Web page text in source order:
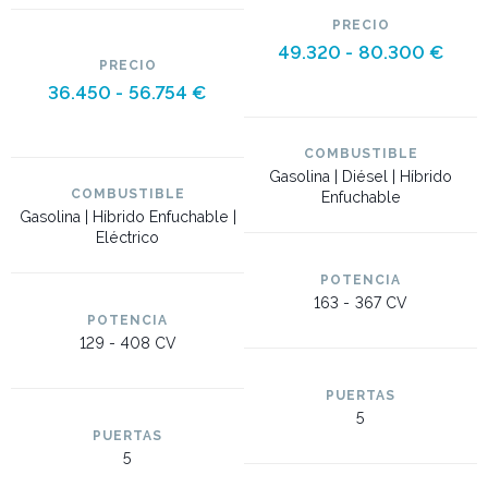
PRECIO
36.450 - 56.754 €
COMBUSTIBLE
Gasolina | Híbrido Enfuchable |
Eléctrico
POTENCIA
129 - 408 CV
PUERTAS
5
PRECIO
49.320 - 80.300 €
COMBUSTIBLE
Gasolina | Diésel | Híbrido
Enfuchable
POTENCIA
163 - 367 CV
PUERTAS
5